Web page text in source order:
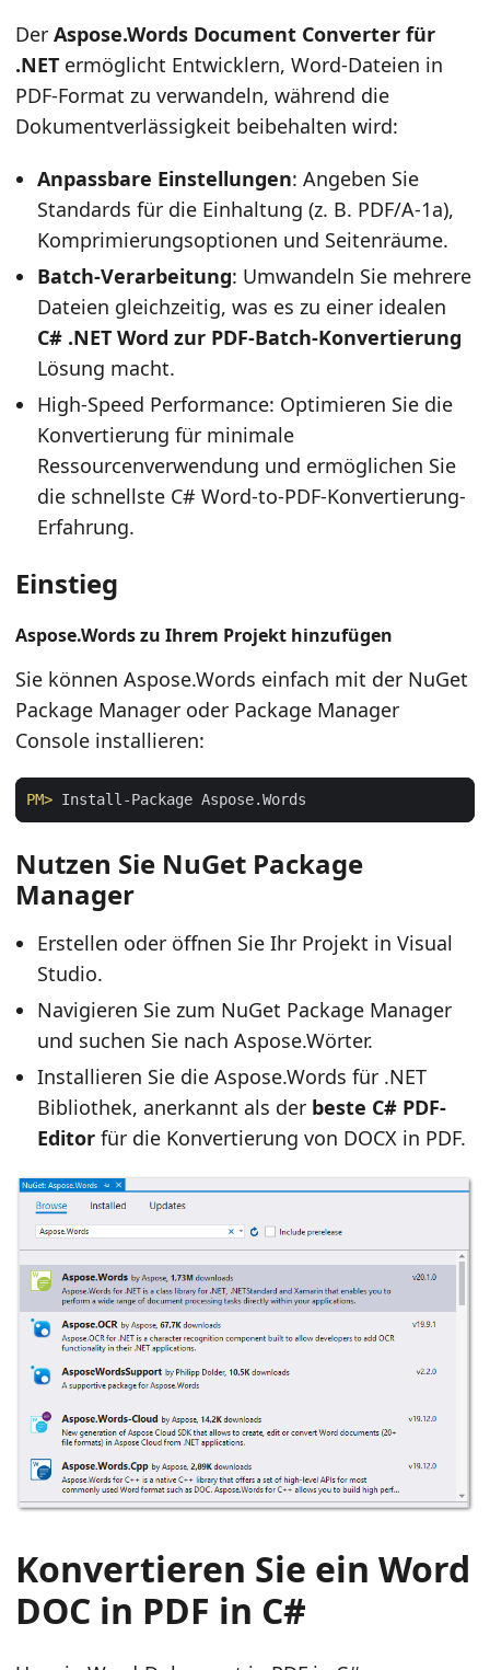
Der Aspose.Words Document Converter für
.NET ermöglicht Entwicklern, Word-Dateien in
PDF-Format zu verwandeln, während die
Dokumentverlässigkeit beibehalten wird:
Anpassbare Einstellungen: Angeben Sie
Standards für die Einhaltung (z. B. PDF/A-1a),
Komprimierungsoptionen und Seitenräume.
Batch-Verarbeitung: Umwandeln Sie mehrere
Dateien gleichzeitig, was es zu einer idealen
C# .NET Word zur PDF-Batch-Konvertierung
Lösung macht.
High-Speed Performance: Optimieren Sie die
Konvertierung für minimale
Ressourcenverwendung und ermöglichen Sie
die schnellste C# Word-to-PDF-Konvertierung-
Erfahrung.
Einstieg
Aspose.Words zu Ihrem Projekt hinzufügen
Sie können Aspose.Words einfach mit der NuGet
Package Manager oder Package Manager
Console installieren:
PM> Install-Package Aspose.Words
Nutzen Sie NuGet Package
Manager
Erstellen oder öffnen Sie Ihr Projekt in Visual
Studio.
Navigieren Sie zum NuGet Package Manager
und suchen Sie nach Aspose.Wörter.
Installieren Sie die Aspose.Words für .NET
Bibliothek, anerkannt als der beste C# PDF-
Editor für die Konvertierung von DOCX in PDF.
Konvertieren Sie ein Word
DOC in PDF in C#